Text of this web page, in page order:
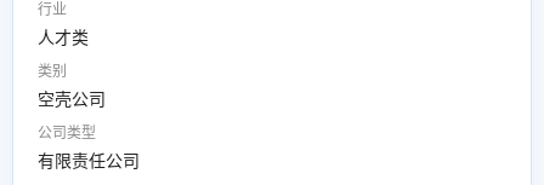
行业
人才类
类别
空壳公司
公司类型
有限责任公司